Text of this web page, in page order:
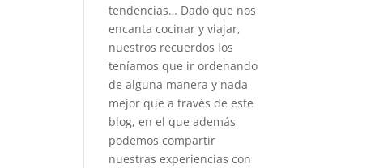
tendencias… Dado que nos
encanta cocinar y viajar,
nuestros recuerdos los
teníamos que ir ordenando
de alguna manera y nada
mejor que a través de este
blog, en el que además
podemos compartir
nuestras experiencias con